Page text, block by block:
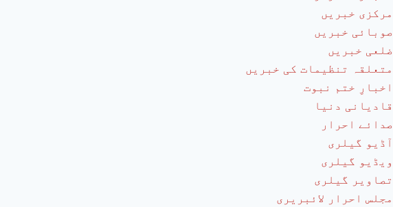
مرکزی خبریں
صوبائی خبریں
ضلعی خبریں
متعلقہ تنظیمات کی خبریں
اخبارِ ختم نبوت
قادیانی دنیا
صدائے احرار
آڈیو گیلری
ویڈیو گیلری
تصاویر گیلری
مجلس احرار لائبریری